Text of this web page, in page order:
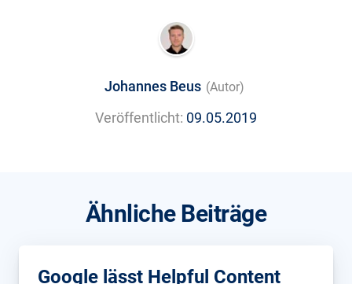
Johannes Beus (Autor)
Veröffentlicht: 09.05.2019
Ähnliche Beiträge
Google lässt Helpful Content